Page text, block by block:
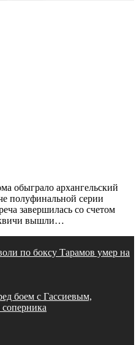
обыграло архангельский
полуфинальной серии
завершилась со счетом
вышли…
по боксу Тарамов умер на
боем с Гассиевым,